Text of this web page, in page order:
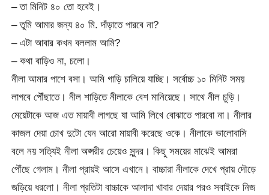
– তা মিনিট ৪০ তো হবেই।
– তুমি আমার জন্য ৪০ মি. দাঁড়াতে পারবে না?
– এটা আবার কখন বললাম আমি?
– কথা বাড়িও না, চলো।
নীলা আমার পাশে বসা। আমি গাড়ি চালিয়ে যাচ্ছি। সর্বোচ্চ ১০ মিনিট সময়
লাগবে পৌঁছাতে। নীল শাড়িতে নীলাকে বেশ মানিয়েছে। সাথে নীল চুড়ি।
মেয়েটাকে আজ এত মায়াবী লাগছে যা আমি লিখে বোঝাতে পারবো না। নীলার
কাজল দেয়া চোখ দুটো যেন আরো মায়াবী করেছে ওকে। নীলাকে ভালোবাসি
বলে নয় সত্যিই নীলা অপ্সরীর চেয়েও সুন্দর। কিছু সময়ের মাঝেই আমরা
পৌঁছে গেলাম। নীলা প্রায়ই আসে এখানে। বাচ্চারা নীলাকে দেখে প্রায় দৌড়ে
জড়িয়ে ধরলো। নীলা প্রতিটা বাচ্চাকে আলাদা খাবার দেয়ার পরও সবাইকে নিজ